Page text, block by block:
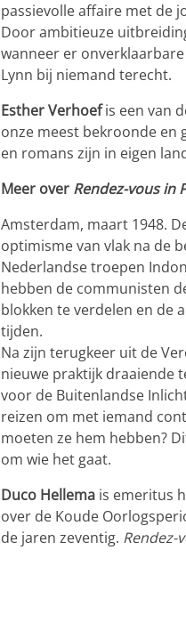
passievolle affaire met de
Door ambitieuze
wanneer er
Lynn bij niemand terecht.
Esther Verhoefis een van
onze meest bekroonde
en romans zijn in eigen
Meer over Rendez-vous in
Amsterdam, maart 1948.
optimisme van vlak na de
Nederlandse troepen
hebben de communisten
blokken te verdelen en de
tijden.
Na zijn terugkeer uit de
nieuwe praktijk draaiende
voor de Buitenlandse
reizen om met iemand
moeten ze hem hebben?
om wie het gaat.
Duco Hellema is emeritus
over de Koude
de jaren zeventig. Rendez-